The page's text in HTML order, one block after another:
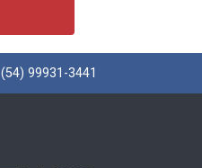
(54) 99931-3441